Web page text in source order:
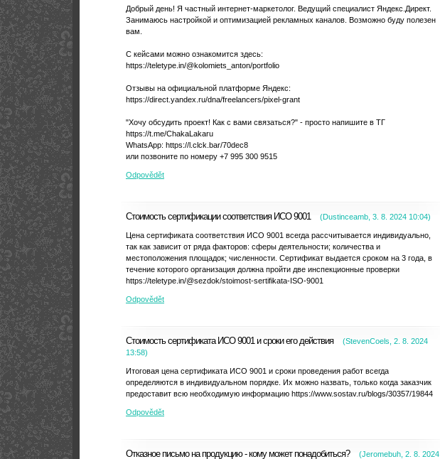
Добрый день! Я частный интернет-маркетолог. Ведущий специалист Яндекс.Директ.
Занимаюсь настройкой и оптимизацией рекламных каналов. Возможно буду полезен
вам.
С кейсами можно ознакомится здесь:
https://teletype.in/@kolomiets_anton/portfolio
Отзывы на официальной платформе Яндекс:
https://direct.yandex.ru/dna/freelancers/pixel-grant
"Хочу обсудить проект! Как с вами связаться?" - просто напишите в ТГ
https://t.me/ChakaLakaru
WhatsApp: https://l.clck.bar/70dec8
или позвоните по номеру +7 995 300 9515
Odpovědět
Стоимость сертификации соответствия ИСО 9001 (Dustinceamb 3. 8. 2024 10:04)
Цена сертификата соответствия ИСО 9001 всегда рассчитывается индивидуально,
так как зависит от ряда факторов: сферы деятельности; количества и
местоположения площадок; численности. Сертификат выдается сроком на 3 года, в
течение которого организация должна пройти две инспекционные проверки
https://teletype.in/@sezdok/stoimost-sertifikata-ISO-9001
Odpovědět
Стоимость сертификата ИСО 9001 и сроки его действия (StevenCoels 2. 8. 2024
13:58)
Итоговая цена сертификата ИСО 9001 и сроки проведения работ всегда
определяются в индивидуальном порядке. Их можно назвать, только когда заказчик
предоставит всю необходимую информацию https://www.sostav.ru/blogs/30357/19844
Odpovědět
Отказное письмо на продукцию - кому может понадобиться? (Jeromebuh 2. 8. 2024